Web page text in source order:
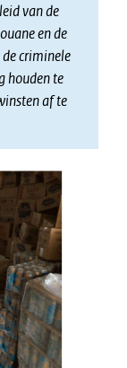
van de
en de
criminele
houden te
af te